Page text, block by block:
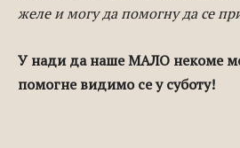
желе и могу да помогну да се
У нади да наше МАЛО некоме
помогне видимо се у суботу!